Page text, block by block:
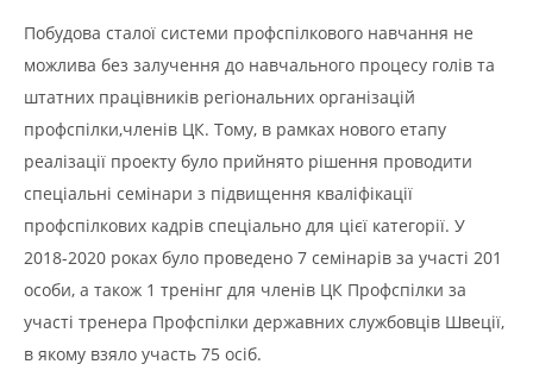
Побудова сталої системи профспілкового навчання не
можлива без залучення до навчального процесу голів та
штатних працівників регіональних організацій
профспілки,членів ЦК. Тому, в рамках нового етапу
реалізації проекту було прийнято рішення проводити
спеціальні семінари з підвищення кваліфікації
профспілкових кадрів спеціально для цієї категорії. У
2018-2020 роках було проведено 7 семінарів за участі 201
особи, а також 1 тренінг для членів ЦК Профспілки за
участі тренера Профспілки державних службовців Швеції,
в якому взяло участь 75 осіб.